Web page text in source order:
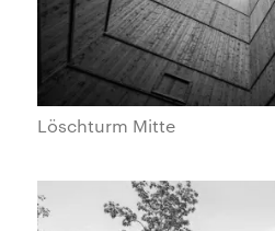
Löschturm Mitte